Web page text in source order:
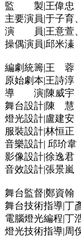
監 製|王偉忠
主要演員|于子育
演 員|王意萱、
操偶演員|邱米溱
編劇統籌|王 蓉
原始劇本|王詩淳
導 演|陳威宇
舞台設計|陳 慧
燈光設計|盧建安
服裝設計|林恒正
音樂設計| 邱玠韋
影像設計|
音效設計|張景嵐
舞台監督|鄭資翰
舞台技術指導|丁
電腦燈光編程|丁
燈光技術指導|周